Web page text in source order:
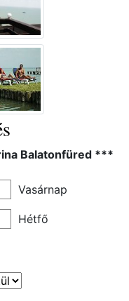
Balatonfüred ***
Vasárnap
Hétfő